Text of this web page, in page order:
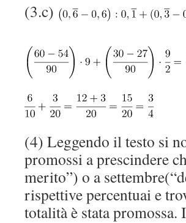
(3.c)
(4) Leggendo il testo si
promossi a prescindere
merito”) o a
rispettive percentuai e
totalità è stata